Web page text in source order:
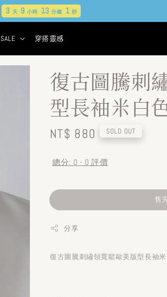
3 天 9小時 13分鐘 0 秒
SALE 穿搭靈感
復古圖騰刺
型長袖米白
Regular
NT$ 880 SOLD OUT
總分: 0 - 0 評價
售
分享
復古圖騰刺繡領寬鬆歐美版型長袖